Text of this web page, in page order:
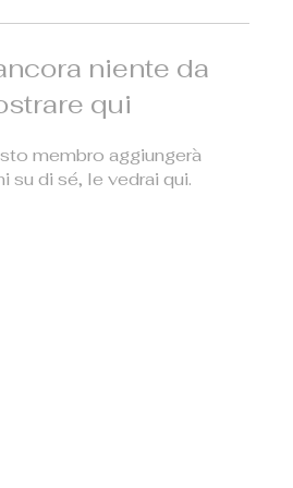
niente da
qui
membro aggiungerà
su di sé, le vedrai qui.